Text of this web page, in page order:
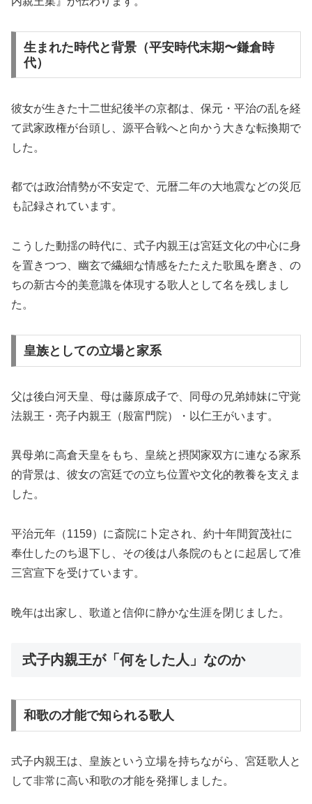
生まれた時代と背景（平安時代末期〜鎌倉時
代）
彼女が生きた十二世紀後半の京都は、保元・平治の乱を経
て武家政権が台頭し、源平合戦へと向かう大きな転換期で
した。
都では政治情勢が不安定で、元暦二年の大地震などの災厄
も記録されています。
こうした動揺の時代に、式子内親王は宮廷文化の中心に身
を置きつつ、幽玄で繊細な情感をたたえた歌風を磨き、の
ちの新古今的美意識を体現する歌人として名を残しまし
た。
皇族としての立場と家系
父は後白河天皇、母は藤原成子で、同母の兄弟姉妹に守覚
法親王・亮子内親王（殷富門院）・以仁王がいます。
異母弟に高倉天皇をもち、皇統と摂関家双方に連なる家系
的背景は、彼女の宮廷での立ち位置や文化的教養を支えま
した。
平治元年（1159）に斎院に卜定され、約十年間賀茂社に
奉仕したのち退下し、その後は八条院のもとに起居して准
三宮宣下を受けています。
晩年は出家し、歌道と信仰に静かな生涯を閉じました。
式子内親王が「何をした人」なのか
和歌の才能で知られる歌人
式子内親王は、皇族という立場を持ちながら、宮廷歌人と
して非常に高い和歌の才能を発揮しました。